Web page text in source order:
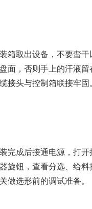
箱取出设备，不要蛮
面，否则手上的汗液
接头与控制箱联接牢
完成后接通电源，打
旋钮，查看分选、给
做选形前的调试准备。